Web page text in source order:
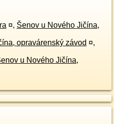
¤, Šenov u Nového Jičína,
opravárenský závod ¤,
u Nového Jičína,